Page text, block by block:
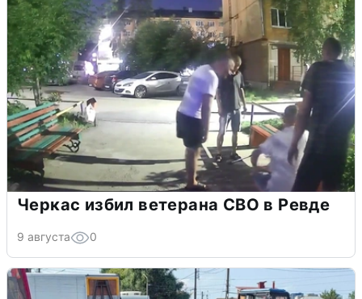
Черкас избил ветерана СВО в Ревде
9 августа 0